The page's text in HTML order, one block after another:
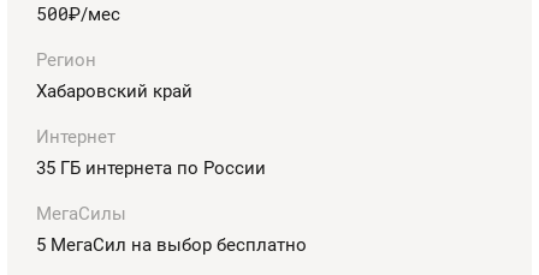
Тарифы
МЕГАФОН
Тарифы
Номера
Теле2
Тарифы
Йота
ЙОТА
Продать номер
500руб./мес
Регион
Хабаровский край
Интернет
35 ГБ интернета по России
МегаСилы
5 МегаСил на выбор бесплатно